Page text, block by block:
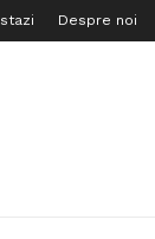
Despre noi